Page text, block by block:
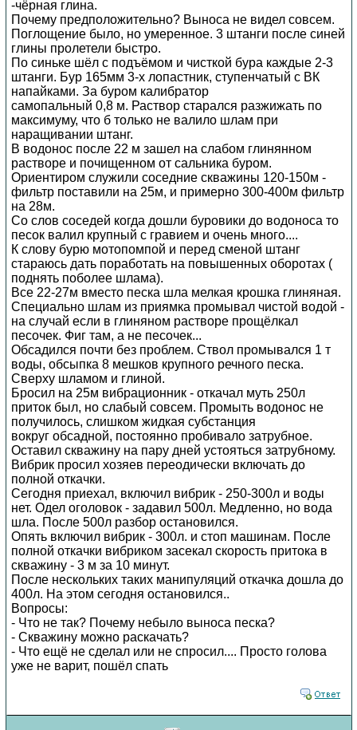
-чёрная глина.
Почему предположительно? Выноса не видел совсем.
Поглощение было, но умеренное. 3 штанги после синей
глины пролетели быстро.
По синьке шёл с подъёмом и чисткой бура каждые 2-3
штанги. Бур 165мм 3-х лопастник, ступенчатый с ВК
напайками. За буром калибратор
самопальный 0,8 м. Раствор старался разжижать по
максимуму, что б только не валило шлам при
наращивании штанг.
В водонос после 22 м зашел на слабом глинянном
растворе и почищенном от сальника буром.
Ориентиром служили соседние скважины 120-150м -
фильтр поставили на 25м, и примерно 300-400м фильтр
на 28м.
Со слов соседей когда дошли буровики до водоноса то
песок валил крупный с гравием и очень много....
К слову бурю мотопомпой и перед сменой штанг
стараюсь дать поработать на повышенных оборотах (
поднять поболее шлама).
Все 22-27м вместо песка шла мелкая крошка глиняная.
Специально шлам из приямка промывал чистой водой -
на случай если в глиняном растворе прощёлкал
песочек. Фиг там, а не песочек...
Обсадился почти без проблем. Ствол промывался 1 т
воды, обсыпка 8 мешков крупного речного песка.
Сверху шламом и глиной.
Бросил на 25м вибрационник - откачал муть 250л
приток был, но слабый совсем. Промыть водонос не
получилось, слишком жидкая субстанция
вокруг обсадной, постоянно пробивало затрубное.
Оставил скважину на пару дней устояться затрубному.
Вибрик просил хозяев переодически включать до
полной откачки.
Сегодня приехал, включил вибрик - 250-300л и воды
нет. Одел оголовок - задавил 500л. Медленно, но вода
шла. После 500л разбор остановился.
Опять включил вибрик - 300л. и стоп машинам. После
полной откачки вибриком засекал скорость притока в
скважину - 3 м за 10 минут.
После нескольких таких манипуляций откачка дошла до
400л. На этом сегодня остановился..
Вопросы:
- Что не так? Почему небыло выноса песка?
- Скважину можно раскачать?
- Что ещё не сделал или не спросил.... Просто голова
уже не варит, пошёл спать